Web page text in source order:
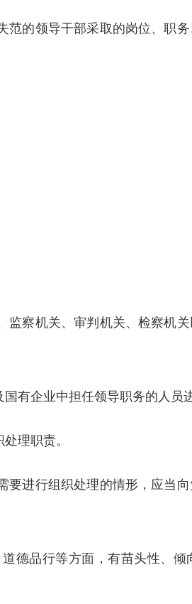
领导干部采取的岗位、职务
机关、审判机关、检察机关
企业中担任领导职务的人员
理职责。
行组织处理的情形，应当向
品行等方面，有苗头性、倾